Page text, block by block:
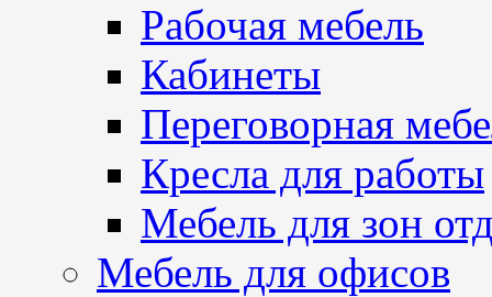
Рабочая мебель
Кабинеты
Переговорная
Кресла для работы
Мебель для зон
Мебель для офисов